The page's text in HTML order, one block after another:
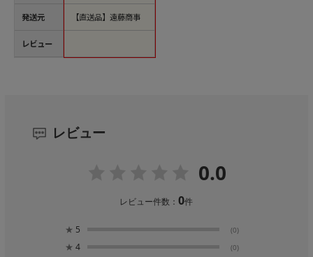
発送元
レビュー
【直送品】遠藤商事
レビュー
0.0
レビュー件数：0件
★ 5 (0)
★ 4 (0)